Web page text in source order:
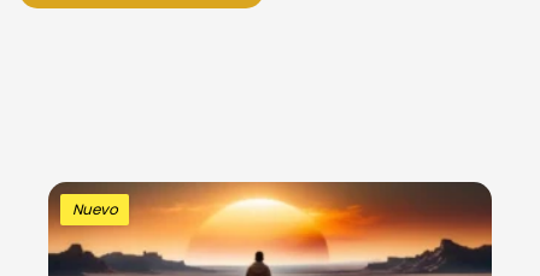
Nuevo